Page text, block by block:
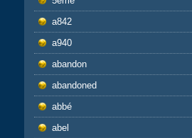
a842
a940
abandon
abandoned
abbé
abel